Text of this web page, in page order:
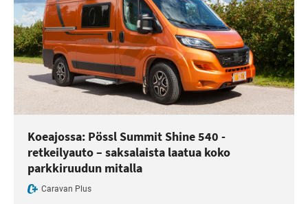
Koeajossa: Pössl Summit Shine 540 -
retkeilyauto – saksalaista laatua koko
parkkiruudun mitalla
Caravan Plus